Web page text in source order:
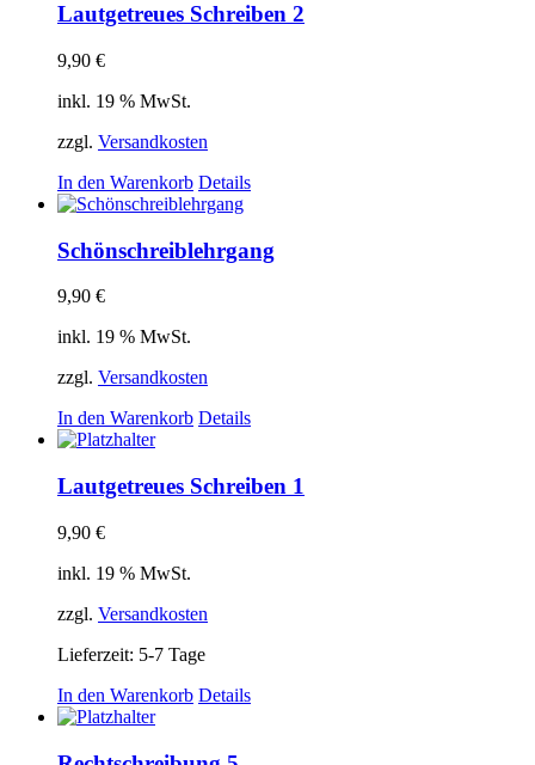
Lautgetreues Schreiben 2
9,90 €
inkl. 19 % MwSt.
zzgl. Versandkosten
In den Warenkorb Details
Schönschreiblehrgang
9,90 €
inkl. 19 % MwSt.
zzgl. Versandkosten
In den Warenkorb Details
Lautgetreues Schreiben 1
9,90 €
inkl. 19 % MwSt.
zzgl. Versandkosten
Lieferzeit: 5-7 Tage
In den Warenkorb Details